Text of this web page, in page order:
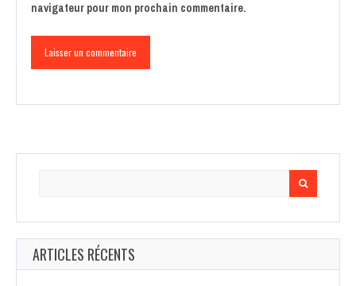
navigateur pour mon prochain commentaire.
ARTICLES RÉCENTS